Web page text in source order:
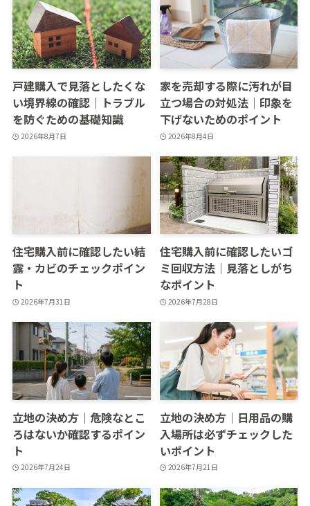
戸建購入で見落としたくな
い境界線の確認｜トラブル
を防ぐための基礎知識
2026年8月7日
家を売却する際に汚れが目
立つ場合の対処法｜印象を
下げないためのポイント
2026年8月4日
住宅購入前に確認したい結
露・カビのチェックポイン
ト
2026年7月31日
住宅購入前に確認したいゴ
ミ回収方法｜見落としがち
なポイント
2026年7月28日
立地の決め方｜危険なとこ
ろはないか確認するポイン
ト
2026年7月24日
立地の決め方｜日用品の購
入場所は必ずチェックした
いポイント
2026年7月21日